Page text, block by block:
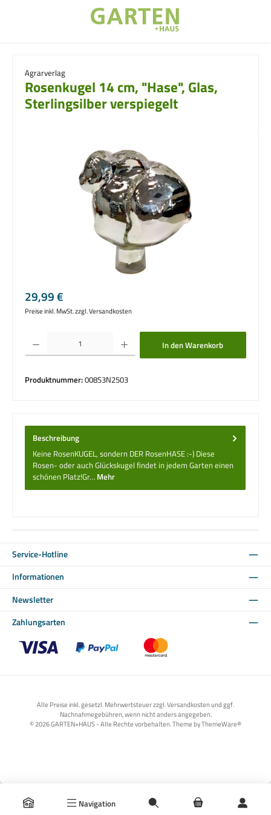
Navigation
Agrarverlag
Rosenkugel 14 cm, "Hase", Glas,
Sterlingsilber verspiegelt
Bildergalerie überspringen
Regulärer Preis:
29,99 €
Preise inkl. MwSt. zzgl. Versandkosten
Produkt Anzahl: Gib den gewünschten Wert ein oder benutze die Schaltflächen um
In den Warenkorb
Produktnummer:008S3N2503
Beschreibung
Keine RosenKUGEL, sondern DER RosenHASE :-) Diese
Rosen- oder auch Glückskugel findet in jedem Garten einen
schönen Platz!Gr… Mehr
Service-Hotline
Informationen
Newsletter
Zahlungsarten
Alle Preise inkl. gesetzl. Mehrwertsteuer zzgl. Versandkosten und ggf.
Nachnahmegebühren, wenn nicht anders angegeben.
© 2026 GARTEN+HAUS - Alle Rechte vorbehalten. Theme byThemeWare®